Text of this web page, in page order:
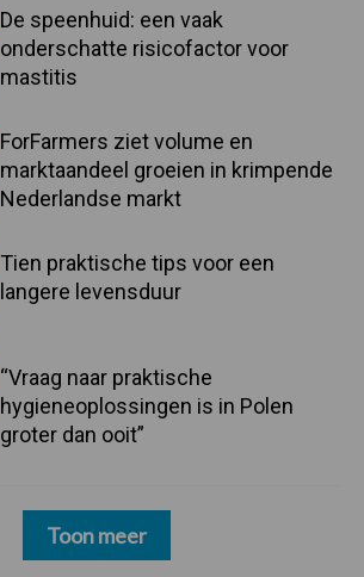
De speenhuid: een vaak
onderschatte risicofactor voor
mastitis
ForFarmers ziet volume en
marktaandeel groeien in krimpende
Nederlandse markt
Tien praktische tips voor een
langere levensduur
“Vraag naar praktische
hygieneoplossingen is in Polen
groter dan ooit”
Toon meer